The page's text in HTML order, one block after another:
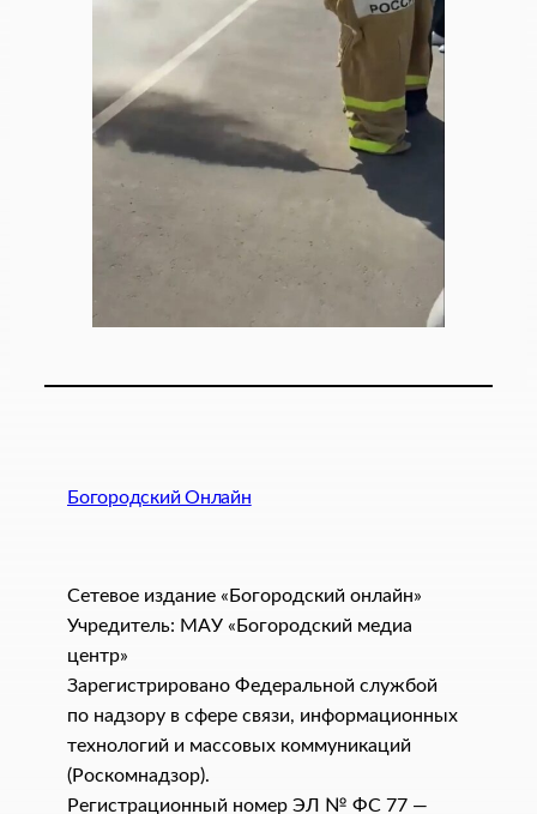
Богородский Онлайн
Сетевое издание «Богородский онлайн»
Учредитель: МАУ «Богородский медиа
центр»
Зарегистрировано Федеральной службой
по надзору в сфере связи, информационных
технологий и массовых коммуникаций
(Роскомнадзор).
Регистрационный номер ЭЛ № ФС 77 —